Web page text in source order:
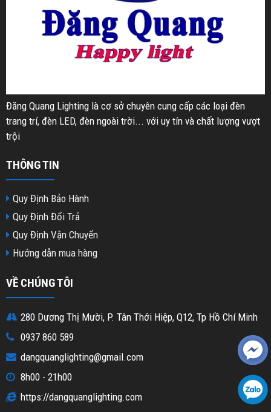
Đăng Quang Lighting là cơ sở chuyên cung cấp các loại đèn
trang trí, đèn LED, đèn ngoài trời... với uy tín và chất lượng vượt
trội
THÔNG TIN
Quy Định Bảo Hành
Quy Định Đổi Trả
Quy Định Vận Chuyển
Hướng dẫn mua hàng
VỀ CHÚNG TÔI
280 Dương Thị Mười, P. Tân Thới Hiệp, Q12, Tp Hồ Chí Minh
0937 860 589
dangquanglighting@gmail.com
8h00 - 21h00
https://dangquanglighting.com